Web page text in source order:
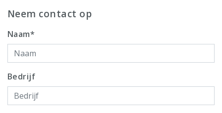
Neem contact op
Naam*
Bedrijf